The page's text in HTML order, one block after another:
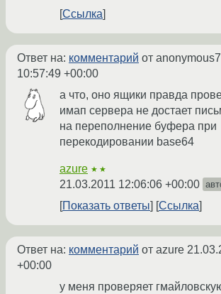
Ссылка
Ответ на: комментарий от anonymous7
10:57:49 +00:00
а что, оно ящики правда
имап сервера не достает
на переполнение буфера при
перекодировании base64
azure ★★
21.03.2011 12:06:06 +00:00
Показать ответы Ссылка
Ответ на: комментарий от azure
+00:00
у меня проверяет